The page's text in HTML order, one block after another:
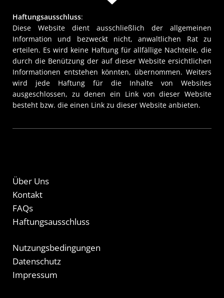
Haftungsausschluss:
Diese Website dient ausschließlich der allgemeinen
Information und bezweckt nicht, anwaltlichen Rat zu
erteilen. Es wird keine Haftung für allfällige Nachteile, die
durch die Benützung der auf dieser Website ersichtlichen
Informationen entstehen könnten, übernommen. Weiters
wird jede Haftung für die Inhalte von Websites
ausgeschlossen, zu denen ein Link von dieser Website
besteht bzw. die einen Link zu dieser Website anbieten.
Über Uns
Kontakt
FAQs
Haftungsausschluss
Nutzungsbedingungen
Datenschutz
Impressum